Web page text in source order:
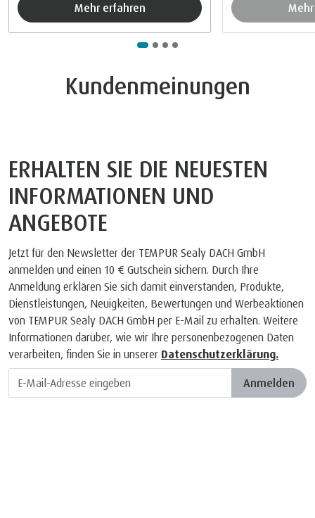
Mehr erfahren
Kundenmeinungen
ERHALTEN SIE DIE NEUESTEN
INFORMATIONEN UND
ANGEBOTE
Jetzt für den Newsletter der TEMPUR Sealy DACH GmbH
anmelden und einen 10 € Gutschein sichern. Durch Ihre
Anmeldung erklären Sie sich damit einverstanden, Produkte,
Dienstleistungen, Neuigkeiten, Bewertungen und Werbeaktionen
von TEMPUR Sealy DACH GmbH per E-Mail zu erhalten. Weitere
Informationen darüber, wie wir Ihre personenbezogenen Daten
verarbeiten, finden Sie in unserer Datenschutzerklärung.
Anmelden